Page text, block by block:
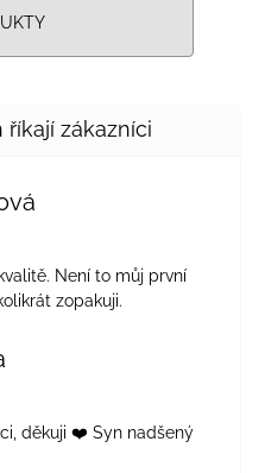
je 5 z 5 hvězdiček.
Není to můj první
zopakuji.
je 5 z 5 hvězdiček.
děkuji ❤️ Syn nadšený